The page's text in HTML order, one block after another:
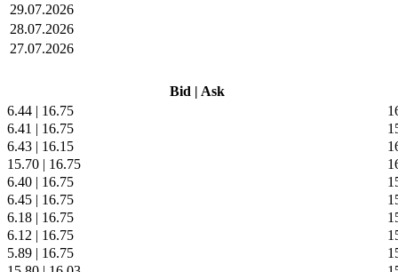
29.07.2026
28.07.2026
27.07.2026
Bid | Ask
6.44 | 16.75
6.41 | 16.75
6.43 | 16.15
15.70 | 16.75
6.40 | 16.75
6.45 | 16.75
6.18 | 16.75
6.12 | 16.75
5.89 | 16.75